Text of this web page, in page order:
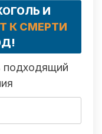
И
К СМЕРТИ